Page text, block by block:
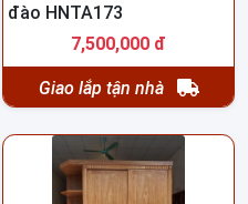
đào HNTA173
7,500,000 đ
Giao lắp tận nhà